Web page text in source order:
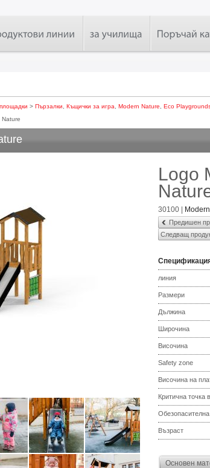
> Пързалки Къщички за игра Modern Nature Eco
Logo
30100
Предишен
Следващ
линия
Размери
Дължина
Широчина
Височина
Safety zone
Височина на
Критична точка
Възраст
Основен